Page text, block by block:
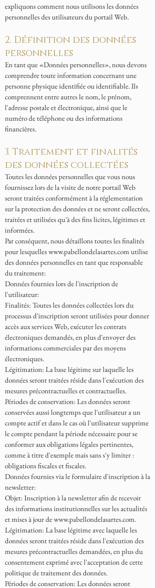
expliquons comment nous utilisons les données
personnelles des utilisateurs du portail Web.
2. Définition des données
personnelles
En tant que «Données personnelles», nous devons
comprendre toute information concernant une
personne physique identifiée ou identifiable. Ils
comprennent entre autres le nom, le prénom,
l'adresse postale et électronique, ainsi que le
numéro de téléphone ou des informations
financières.
3. Traitement et finalités
des données collectées
Toutes les données personnelles que vous nous
fournissez lors de la visite de notre portail Web
seront traitées conformément à la réglementation
sur la protection des données et ne seront collectées,
traitées et utilisées qu'à des fins licites, légitimes et
informées.
Par conséquent, nous détaillons toutes les finalités
pour lesquelleswww.pabellondelasartes.com utilise
des données personnelles en tant que responsable
du traitement:
Données fournies lors de l'inscription de
l'utilisateur:
Finalités: Toutes les données collectées lors du
processus d'inscription seront utilisées pour donner
accès aux services Web, exécuter les contrats
électroniques demandés, en plus d'envoyer des
informations commerciales par des moyens
électroniques.
Légitimation: La base légitime sur laquelle les
données seront traitées réside dans l'exécution des
mesures précontractuelles et contractuelles.
Périodes de conservation: Les données seront
conservées aussi longtemps que l'utilisateur a un
compte actif et dans le cas où l'utilisateur supprime
le compte pendant la période nécessaire pour se
conformer aux obligations légales pertinentes,
comme à titre d'exemple mais sans s'y limiter :
obligations fiscales et fiscales.
Données fournies via le formulaire d'inscription à la
newsletter:
Objet: Inscription à la newsletter afin de recevoir
des informations institutionnelles sur les actualités
et mises à jour dewww.pabellondelasartes.com.
Légitimation: La base légitime avec laquelle les
données seront traitées réside dans l'exécution des
mesures précontractuelles demandées, en plus du
consentement exprimé avec l'acceptation de cette
politique de traitement des données.
Périodes de conservation: Les données seront